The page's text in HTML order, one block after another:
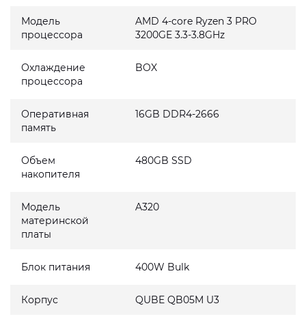
Модель
процессора
AMD 4-core Ryzen 3 PRO
3200GE 3.3-3.8GHz
Охлаждение
процессора
BOX
Оперативная
память
16GB DDR4-2666
Объем
накопителя
480GB SSD
Модель
материнской
платы
A320
Блок питания 400W Bulk
Корпус QUBE QB05M U3